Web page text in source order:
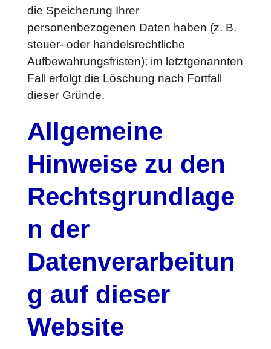
die Speicherung Ihrer
personenbezogenen Daten haben (z. B.
steuer- oder handelsrechtliche
Aufbewahrungsfristen); im letztgenannten
Fall erfolgt die Löschung nach Fortfall
dieser Gründe.
Allgemeine
Hinweise zu den
Rechtsgrundlage
n der
Datenverarbeitun
g auf dieser
Website